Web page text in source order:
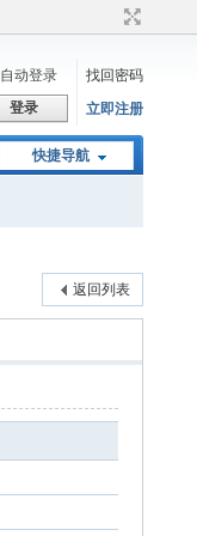
自动登录
找回密码
登录 立即注册
快捷导航
返回列表